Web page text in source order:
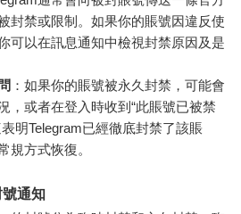
封禁或限制。如果你的賬號因違反使
可以在訊息通知中檢視封禁原因及是
：如果你的賬號被永久封禁，可能會
，或者在登入時收到“此賬號已被禁
明Telegram已經徹底封禁了該賬
規方式恢復。
通知